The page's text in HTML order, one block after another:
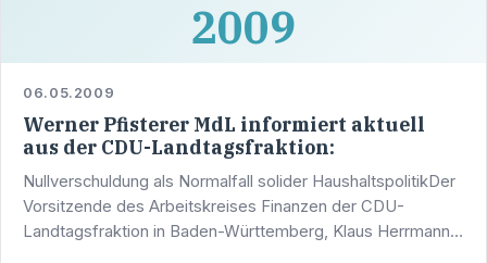
2009
06.05.2009
Werner Pfisterer MdL informiert aktuell
aus der CDU-Landtagsfraktion:
Nullverschuldung als Normalfall solider HaushaltspolitikDer
Vorsitzende des Arbeitskreises Finanzen der CDU-
Landtagsfraktion in Baden-Württemberg, Klaus Herrmann,